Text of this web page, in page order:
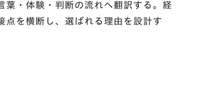
葉・体験・判断の流れへ翻訳する。経
点を横断し、選ばれる理由を設計す